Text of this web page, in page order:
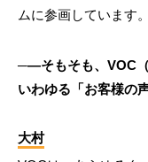
ムに参画しています。
─―そもそも、VOC
いわゆる「お客様の
大村